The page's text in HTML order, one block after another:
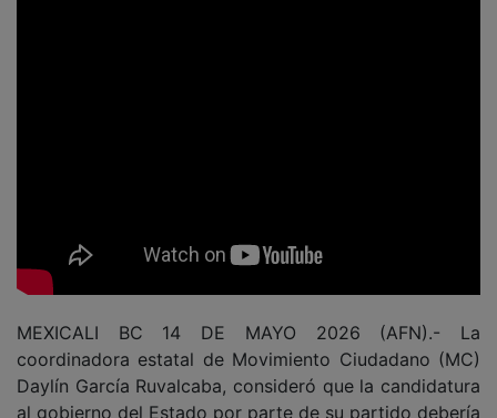
MEXICALI BC 14 DE MAYO 2026 (AFN).- La
coordinadora estatal de Movimiento Ciudadano (MC)
Daylín García Ruvalcaba, consideró que la candidatura
al gobierno del Estado por parte de su partido debería